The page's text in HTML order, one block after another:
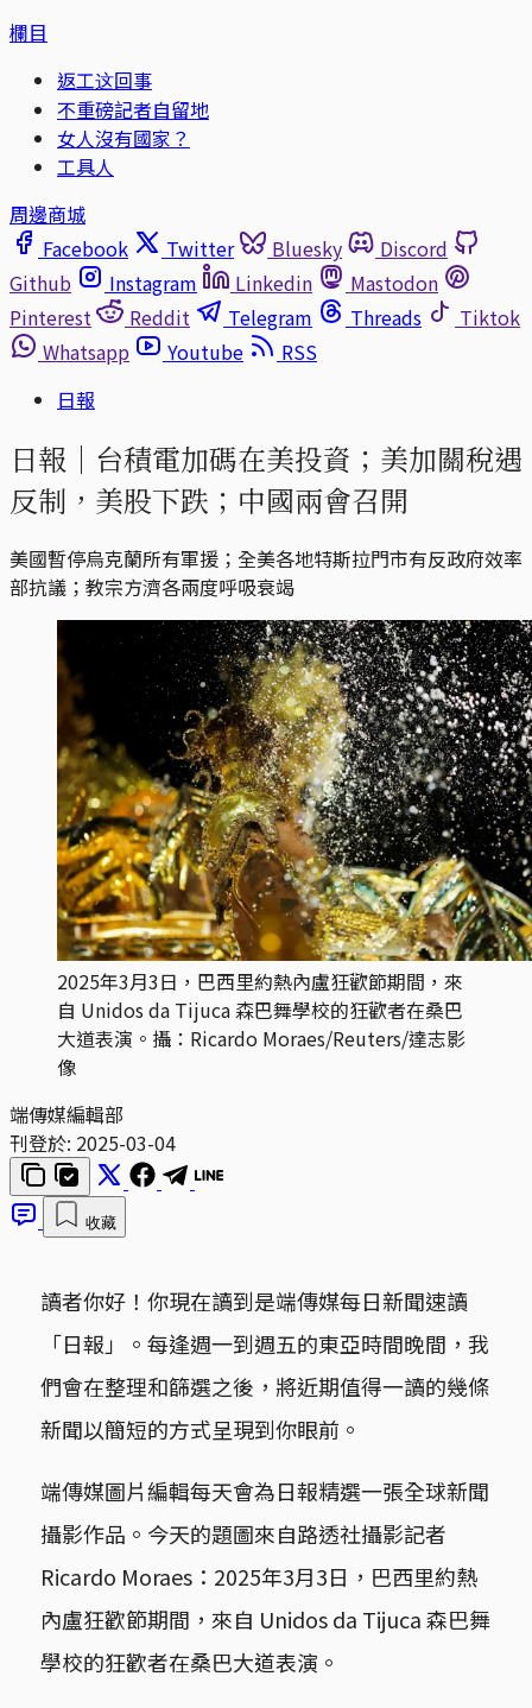
欄目
返工这回事
不重磅記者自留地
女人沒有國家？
工具人
周邊商城
Facebook
Twitter Bluesky
Discord
Github
Instagram Linkedin
Mastodon
Pinterest
Reddit Telegram Threads
Tiktok
Whatsapp
Youtube
RSS
日報
日報｜台積電加碼在美投資；美加關稅遇
反制，美股下跌；中國兩會召開
美國暫停烏克蘭所有軍援；全美各地特斯拉門市有反政府效率
部抗議；教宗方濟各兩度呼吸衰竭
2025年3月3日，巴西里約熱內盧狂歡節期間，來
自 Unidos da Tijuca 森巴舞學校的狂歡者在桑巴
大道表演。攝：Ricardo Moraes/Reuters/達志影
像
端傳媒編輯部
刊登於: 2025-03-04
收藏
讀者你好！你現在讀到是端傳媒每日新聞速讀
「日報」。每逢週一到週五的東亞時間晚間，我
們會在整理和篩選之後，將近期值得一讀的幾條
新聞以簡短的方式呈現到你眼前。
端傳媒圖片編輯每天會為日報精選一張全球新聞
攝影作品。今天的題圖來自路透社攝影記者
Ricardo Moraes：2025年3月3日，巴西里約熱
內盧狂歡節期間，來自 Unidos da Tijuca 森巴舞
學校的狂歡者在桑巴大道表演。